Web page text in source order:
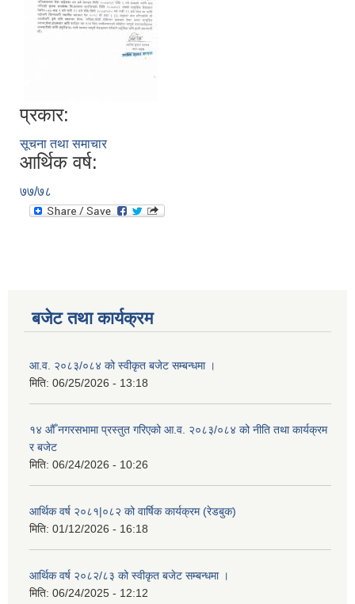
प्रकार:
सूचना तथा समाचार
आर्थिक वर्ष:
७७/७८
बजेट तथा कार्यक्रम
आ.व. २०८३/०८४ को स्वीकृत बजेट सम्बन्धमा ।
मिति: 06/25/2026 - 13:18
१४ औँ नगरसभामा प्रस्तुत गरिएको आ.व. २०८३/०८४ को नीति तथा कार्यक्रम
र बजेट
मिति: 06/24/2026 - 10:26
आर्थिक वर्ष २०८१|०८२ को वार्षिक कार्यक्रम (रेडबुक)
मिति: 01/12/2026 - 16:18
आर्थिक वर्ष २०८२/८३ को स्वीकृत बजेट सम्बन्धमा ।
मिति: 06/24/2025 - 12:12